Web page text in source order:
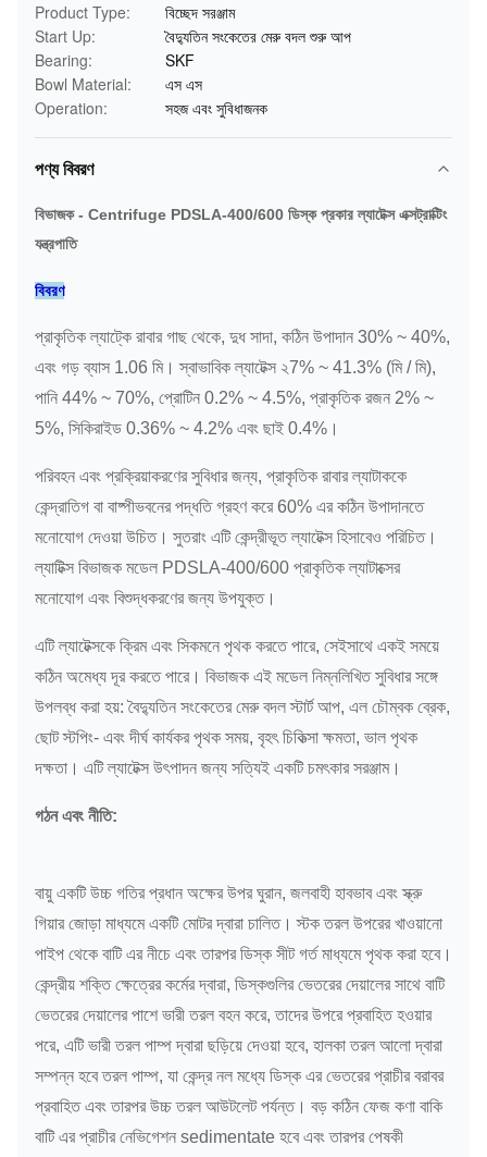
Product Type:
বিচ্ছেদ সরঞ্জাম
Start Up:
বৈদ্যুতিন সংকেতের মেরু বদল শুরু আপ
Bearing:
SKF
Bowl Material:
এস এস
Operation:
সহজ এবং সুবিধাজনক
পণ্য বিবরণ
বিভাজক - Centrifuge PDSLA-400/600 ডিস্ক প্রকার ল্যাটেক্স এক্সট্রাক্টিং
যন্ত্রপাতি
বিবরণ
প্রাকৃতিক ল্যাট্কে রাবার গাছ থেকে, দুধ সাদা, কঠিন উপাদান 30% ~ 40%,
এবং গড় ব্যাস 1.06 মি। স্বাভাবিক ল্যাটেক্স ২7% ~ 41.3% (মি / মি),
পানি 44% ~ 70%, প্রোটিন 0.2% ~ 4.5%, প্রাকৃতিক রজন 2% ~
5%, সিকিরাইড 0.36% ~ 4.2% এবং ছাই 0.4%।
পরিবহন এবং প্রক্রিয়াকরণের সুবিধার জন্য, প্রাকৃতিক রাবার ল্যাটাককে
কেন্দ্রাতিগ বা বাষ্পীভবনের পদ্ধতি গ্রহণ করে 60% এর কঠিন উপাদানতে
মনোযোগ দেওয়া উচিত। সুতরাং এটি কেন্দ্রীভূত ল্যাটেক্স হিসাবেও পরিচিত।
ল্যাটিক্স বিভাজক মডেল PDSLA-400/600 প্রাকৃতিক ল্যাটাক্সের
মনোযোগ এবং বিশুদ্ধকরণের জন্য উপযুক্ত।
এটি ল্যাটেক্সকে ক্রিম এবং সিকমনে পৃথক করতে পারে, সেইসাথে একই সময়ে
কঠিন অমেধ্য দূর করতে পারে। বিভাজক এই মডেল নিম্নলিখিত সুবিধার সঙ্গে
উপলব্ধ করা হয়: বৈদ্যুতিন সংকেতের মেরু বদল স্টার্ট আপ, এল চৌম্বক ব্রেক,
ছোট স্টপিং- এবং দীর্ঘ কার্যকর পৃথক সময়, বৃহৎ চিকিত্সা ক্ষমতা, ভাল পৃথক
দক্ষতা। এটি ল্যাটেক্স উৎপাদন জন্য সত্যিই একটি চমৎকার সরঞ্জাম।
গঠন এবং নীতি:
বায়ু একটি উচ্চ গতির প্রধান অক্ষের উপর ঘুরান, জলবাহী হাবভাব এবং স্ক্রু
গিয়ার জোড়া মাধ্যমে একটি মোটর দ্বারা চালিত। স্টক তরল উপরের খাওয়ানো
পাইপ থেকে বাটি এর নীচে এবং তারপর ডিস্ক সীট গর্ত মাধ্যমে পৃথক করা হবে।
কেন্দ্রীয় শক্তি ক্ষেত্রের কর্মের দ্বারা, ডিস্কগুলির ভেতরের দেয়ালের সাথে বাটি
ভেতরের দেয়ালের পাশে ভারী তরল বহন করে, তাদের উপরে প্রবাহিত হওয়ার
পরে, এটি ভারী তরল পাম্প দ্বারা ছড়িয়ে দেওয়া হবে, হালকা তরল আলো দ্বারা
সম্পন্ন হবে তরল পাম্প, যা কেন্দ্র নল মধ্যে ডিস্ক এর ভেতরের প্রাচীর বরাবর
প্রবাহিত এবং তারপর উচ্চ তরল আউটলেট পর্যন্ত। বড় কঠিন ফেজ কণা বাকি
বাটি এর প্রাচীর নেভিগেশন sedimentate হবে এবং তারপর পেষকী